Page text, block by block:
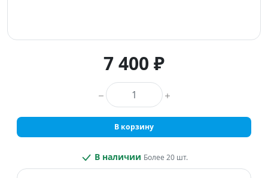
7 400 ₽
Количество товара
В корзину
В наличии Более 20 шт.